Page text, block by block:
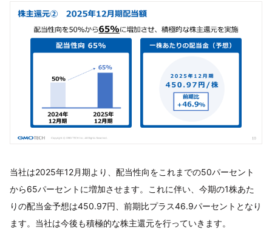
当社は2025年12月期より、配当性向をこれまでの50パーセント
から65パーセントに増加させます。これに伴い、今期の1株あた
りの配当金予想は450.97円、前期比プラス46.9パーセントとなり
ます。当社は今後も積極的な株主還元を行っていきます。